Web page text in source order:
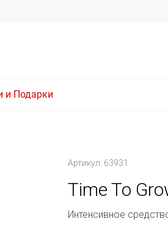
и Подарки
Артикул: 63931
Time To
Интенсивное